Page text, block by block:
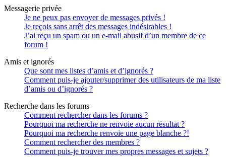
Messagerie privée
Je ne peux pas envoyer de messages privés !
Je reçois sans arrêt des messages indésirables !
J’ai reçu un spam ou un e-mail abusif d’un membre de ce
forum !
Amis et ignorés
Que sont mes listes d’amis et d’ignorés ?
Comment puis-je ajouter/supprimer des utilisateurs de ma liste
d’amis ou d’ignorés ?
Recherche dans les forums
Comment rechercher dans les forums ?
Pourquoi ma recherche ne renvoie aucun résultat ?
Pourquoi ma recherche renvoie une page blanche ?!
Comment rechercher des membres ?
Comment puis-je trouver mes propres messages et sujets ?